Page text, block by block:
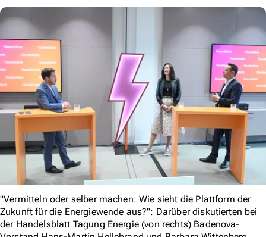
"Vermitteln oder selber machen: Wie sieht die Plattform der
Zukunft für die Energiewende aus?": Darüber diskutierten bei
der Handelsblatt Tagung Energie (von rechts) Badenova-